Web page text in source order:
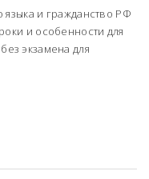
языка и гражданство РФ
и особенности для
экзамена для